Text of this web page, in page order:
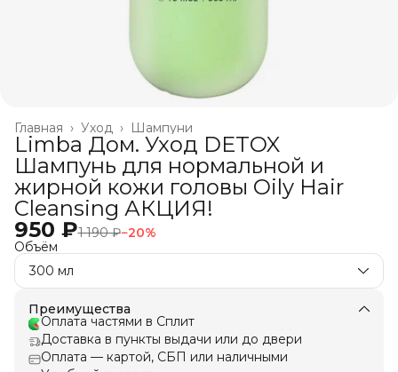
Шампуни
Уход ›
Главная ›
Limba Дом. Уход DETOX
Шампунь для нормальной и
жирной кожи головы Oily Hair
Cleansing АКЦИЯ!
950 ₽1 190 ₽−20%
Объём
300 мл
Преимущества
Оплата частями в Сплит
Доставка в пункты выдачи или до двери
Оплата — картой, СБП или наличными